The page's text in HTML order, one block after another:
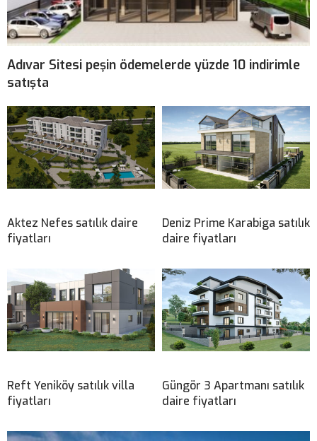
Adıvar Sitesi peşin ödemelerde yüzde 10 indirimle
satışta
Aktez Nefes satılık daire
fiyatları
Deniz Prime Karabiga satılık
daire fiyatları
Reft Yeniköy satılık villa
fiyatları
Güngör 3 Apartmanı satılık
daire fiyatları